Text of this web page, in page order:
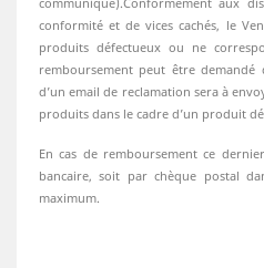
conformité et de vices cachés, le
produits défectueux ou ne
remboursement peut être demandé
d’un email de reclamation sera à
produits dans le cadre d’un produit
En cas de remboursement ce
bancaire, soit par chèque postal
maximum.